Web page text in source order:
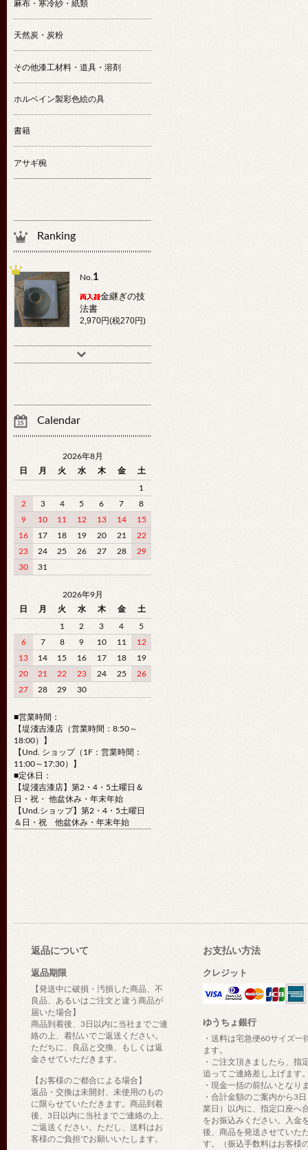
麻布・寒冷紗・紙類
天然炭・炭粉
その他漆工材料・道具・溶剤
ホルベイン製彩色絵の具
書籍
アサギ椀
Ranking
No.1
金継ぎの技
法書
2,970円(税270円)
Calendar
2026年8月
日
月 火 水 木 金 土
1
2
3 4 5 6 7
8
9
10 11 12 13 14
15
16
17 18 19 20 21
22
23
24 25 26 27 28
29
30
31
2026年9月
日
月 火 水 木 金 土
1 2 3 4
5
6
7 8 9 10 11
12
13
14 15 16 17 18
19
20
21 22 23 24 25
26
27
28 29 30
■営業時間：
【堤淺吉漆店（営業時間：8:50～
18:00）】
【Und. ショップ（1F：営業時間：
11:00～17:30）】
■定休日：
【堤淺吉漆店】第2・4・5土曜日＆
日・祝・ 他盆休み・年末年始
【Und.ショップ】第2・4・5土曜日
＆日・祝 他盆休み・年末年始
返品について
返品期限
【発送中に破損・汚損した商品、不
良品、あるいはご注文と違う商品が
届いた場合】
商品到着後、3日以内に当社までご連
絡の上、着払いでご返送ください。
ただちに、良品と交換、もしくは返
金させていただきます。
【お客様のご都合による場合】
返品・交換は未開封、未使用のもの
に限らせていただきます。商品到着
後、3日以内に当社までご連絡の上、
ご返送ください。ただし、送料はお
客様のご負担でお願いいたします。
お支払い方法
クレジット
ゆうちょ銀行
・送料は宅急便60サイズ一
ます。
・ご注文頂きましたら、指
追ってご連絡差し上げます
・現金一括の前払いとなり
・合計金額のご案内から3
業日）以内に、指定口座へ
をお振込みください。入金
後、商品を発送させていた
す。（振込手数料はお客様